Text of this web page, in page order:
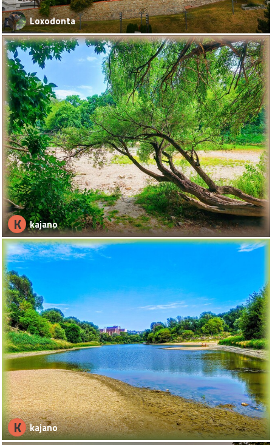
Loxodonta
K kajano
K kajano